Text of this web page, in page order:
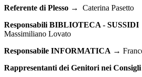
Referente di Plesso →
Caterina Pasetto
Responsabili BIBLIOTECA - SUSSIDI
Massimiliano Lovato
Responsabile INFORMATICA →
Rappresentanti dei Genitori nei Consigli